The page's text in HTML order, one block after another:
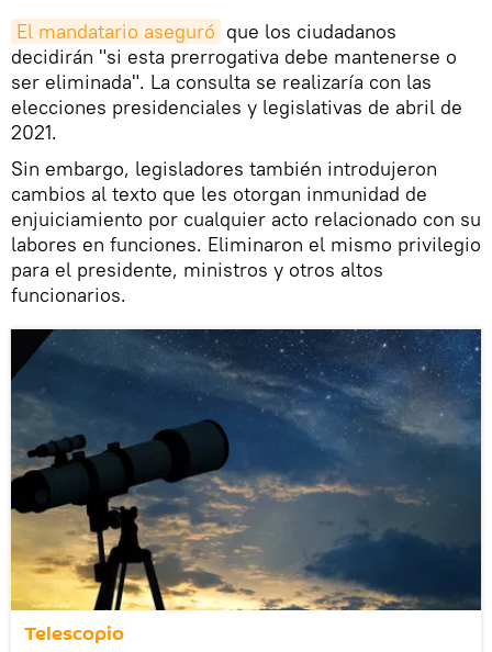
El mandatario aseguró que los ciudadanos
decidirán "si esta prerrogativa debe mantenerse o
ser eliminada". La consulta se realizaría con las
elecciones presidenciales y legislativas de abril de
2021.
Sin embargo, legisladores también introdujeron
cambios al texto que les otorgan inmunidad de
enjuiciamiento por cualquier acto relacionado con su
labores en funciones. Eliminaron el mismo privilegio
para el presidente, ministros y otros altos
funcionarios.
Telescopio